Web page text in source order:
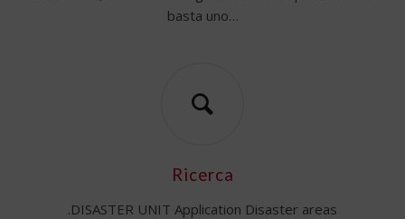
basta uno…
Ricerca
.DISASTER UNIT Application Disaster areas